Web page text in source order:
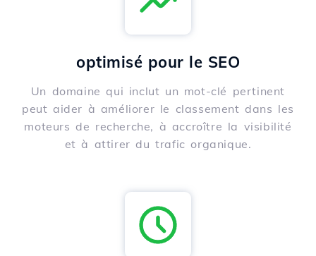
optimisé pour le SEO
Un domaine qui inclut un mot-clé pertinent
peut aider à améliorer le classement dans les
moteurs de recherche, à accroître la visibilité
et à attirer du trafic organique.